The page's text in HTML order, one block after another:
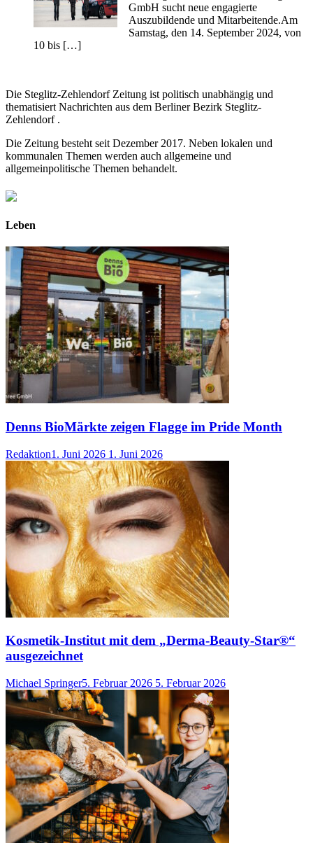
GmbH sucht neue engagierte
Auszubildende und Mitarbeitende.Am
Samstag, den 14. September 2024, von
10 bis […]
Die Steglitz-Zehlendorf Zeitung ist politisch unabhängig und
thematisiert Nachrichten aus dem Berliner Bezirk Steglitz-
Zehlendorf .
Die Zeitung besteht seit Dezember 2017. Neben lokalen und
kommunalen Themen werden auch allgemeine und
allgemeinpolitische Themen behandelt.
Leben
Denns BioMärkte zeigen Flagge im Pride Month
Redaktion1. Juni 2026 1. Juni 2026
Kosmetik-Institut mit dem „Derma-Beauty-Star®“
ausgezeichnet
Michael Springer5. Februar 2026 5. Februar 2026